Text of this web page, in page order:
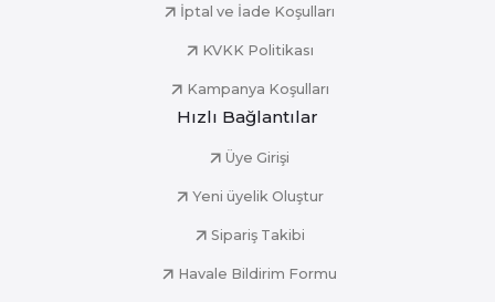
İptal ve İade Koşulları
KVKK Politikası
Kampanya Koşulları
Hızlı Bağlantılar
Üye Girişi
Yeni üyelik Oluştur
Sipariş Takibi
Havale Bildirim Formu